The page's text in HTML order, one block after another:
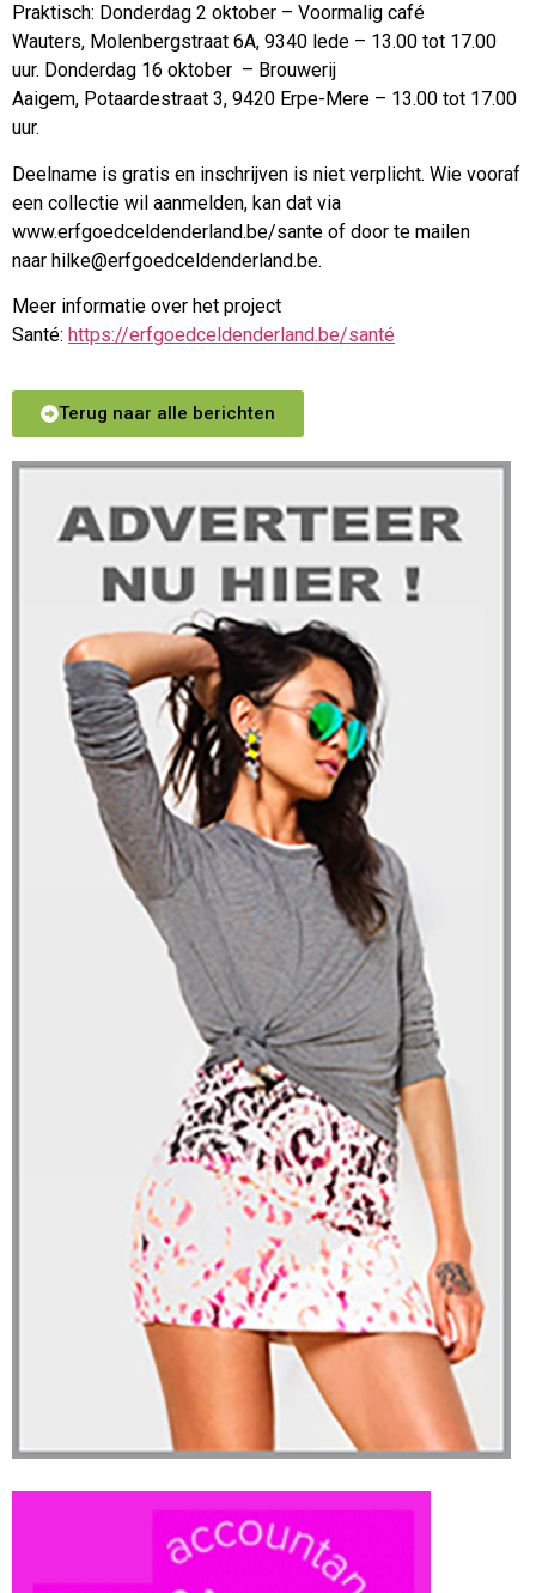
Praktisch: Donderdag 2 oktober – Voormalig café
Wauters, Molenbergstraat 6A, 9340 lede – 13.00 tot 17.00
uur. Donderdag 16 oktober – Brouwerij
Aaigem, Potaardestraat 3, 9420 Erpe-Mere – 13.00 tot 17.00
uur.
Deelname is gratis en inschrijven is niet verplicht. Wie vooraf
een collectie wil aanmelden, kan dat via
www.erfgoedceldenderland.be/sante of door te mailen
naar hilke@erfgoedceldenderland.be.
Meer informatie over het project
Santé: https://erfgoedceldenderland.be/santé
Terug naar alle berichten